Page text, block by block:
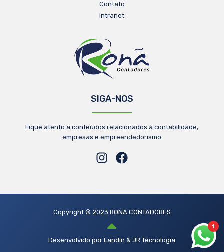
Contato
Intranet
SIGA-NOS
Fique atento a conteúdos relacionados à contabilidade,
empresas e empreendedorismo
Copyright © 2023 RONÃ CONTADORES
Desenvolvido por Landin & JR Tecnologia
1